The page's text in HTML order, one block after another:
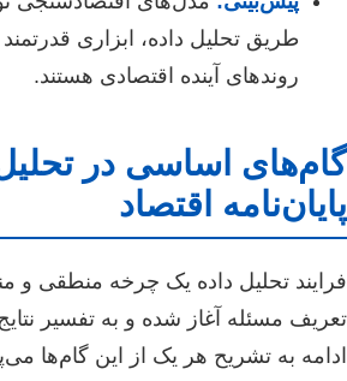
طریق تحلیل داده، ابزاری
روندهای آینده اقتصادی هستند.
گام‌های اساسی در
پایان‌نامه اقتصاد
فرایند تحلیل داده یک چرخه منطقی و
تعریف مسئله آغاز شده و به تفسیر
ادامه به تشریح هر یک از این گام‌ها